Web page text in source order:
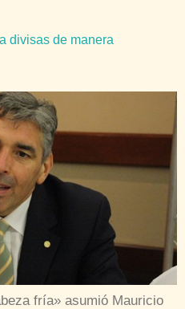
divisas de manera
fría» asumió Mauricio